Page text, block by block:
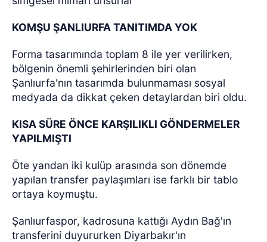
KOMŞU ŞANLIURFA TANITIMDA YOK
Forma tasarımında toplam 8 ile yer verilirken,
bölgenin önemli şehirlerinden biri olan
Şanlıurfa'nın tasarımda bulunmaması sosyal
medyada da dikkat çeken detaylardan biri oldu.
KISA SÜRE ÖNCE KARŞILIKLI GÖNDERMELER
YAPILMIŞTI
Öte yandan iki kulüp arasında son dönemde
yapılan transfer paylaşımları ise farklı bir tablo
ortaya koymuştu.
Şanlıurfaspor, kadrosuna kattığı Aydın Bağ'ın
transferini duyururken Diyarbakır'ın